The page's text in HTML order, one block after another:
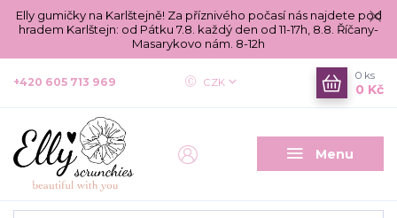
Elly gumičky na Karlštejně! Za příznivého počasí nás najdete pod
hradem Karlštejn: od Pátku 7.8. každý den od 11-17h, 8.8. Říčany-
Masarykovo nám. 8-12h
Menu
CZK
+420 605 713 969
0 ks
0 Kč